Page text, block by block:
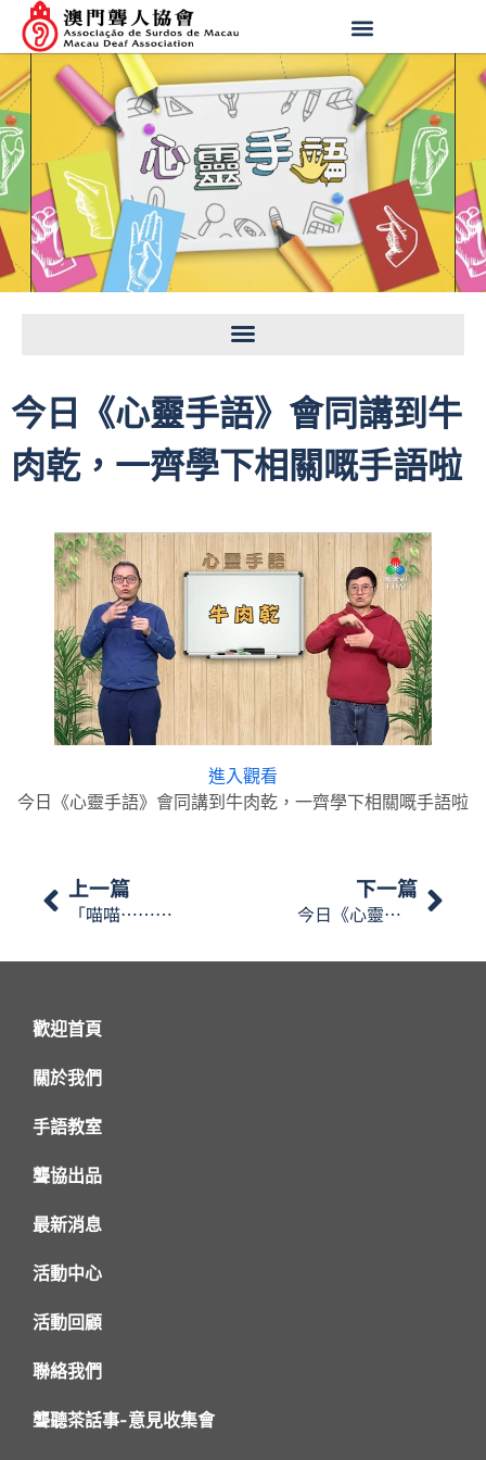
今日《心靈手語》會同講到牛
肉乾，一齊學下相關嘅手語啦
進入觀看
今日《心靈手語》會同講到牛肉乾，一齊學下相關嘅手語啦
上一篇
「喵喵……」原來貓和老虎，都屬於同一個動物家族- 貓科家族。 那麼『貓』澳門手語怎樣表達呢？…【星期一手語】
下一篇
今日《心靈手語》會繼續講到牛肉乾，一齊學下相關嘅手語啦
歡迎首頁
關於我們
手語教室
聾協出品
最新消息
活動中心
活動回顧
聯絡我們
聾聽茶話事-意見收集會